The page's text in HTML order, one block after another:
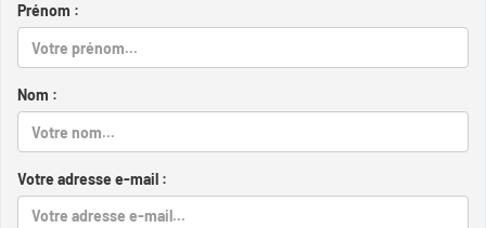
Prénom :
Nom :
Votre adresse e-mail :